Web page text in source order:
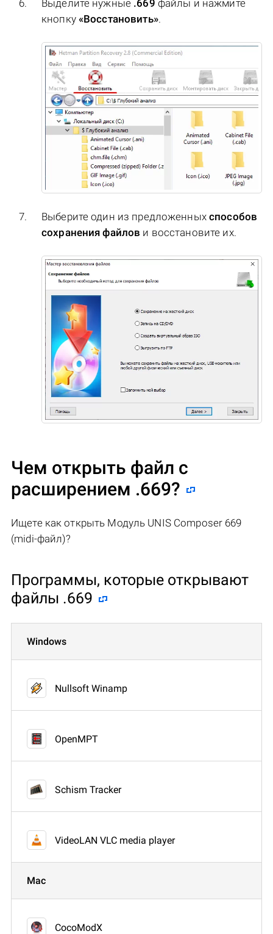
Выделите нужные .669 файлы и нажмите
кнопку «Восстановить».
Выберите один из предложенных способов
сохранения файлов и восстановите их.
Чем открыть файл с
расширением .669?
Ищете как открыть Модуль UNIS Composer 669
(midi-файл)?
Программы, которые открывают
файлы .669
Windows
Nullsoft Winamp
OpenMPT
Schism Tracker
VideoLAN VLC media player
Mac
CocoModX